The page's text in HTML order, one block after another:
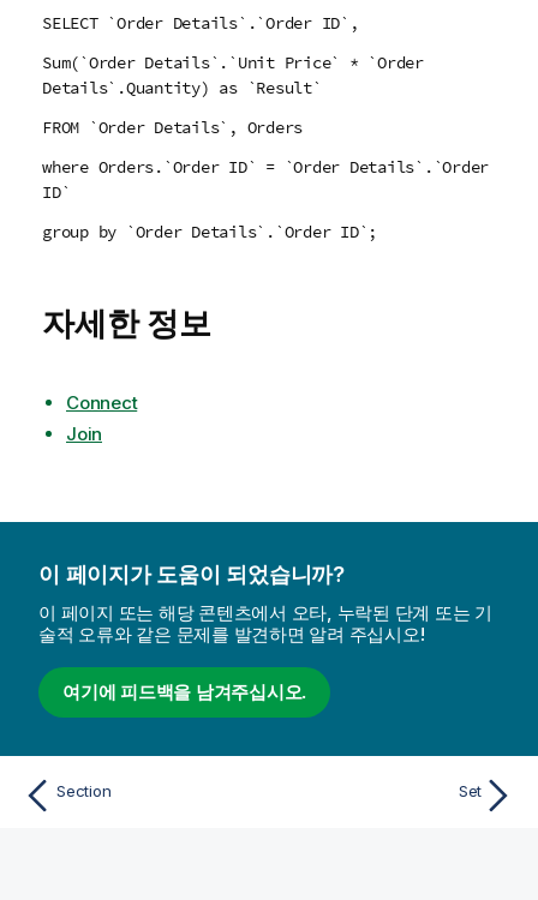
SELECT `Order Details`.`Order ID`,
Sum(`Order Details`.`Unit Price` * `Order
Details`.Quantity) as `Result`
FROM `Order Details`, Orders
where Orders.`Order ID` = `Order Details`.`Order
ID`
group by `Order Details`.`Order ID`;
자세한 정보
Connect
Join
이 페이지가 도움이 되었습니까?
이 페이지 또는 해당 콘텐츠에서 오타, 누락된 단계 또는 기
술적 오류와 같은 문제를 발견하면 알려 주십시오!
여기에 피드백을 남겨주십시오.
Section Set